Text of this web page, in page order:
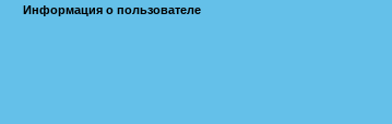
Информация о пользователе